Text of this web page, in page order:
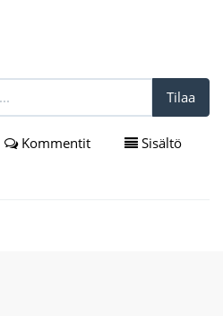
Tilaa
Kommentit Sisältö